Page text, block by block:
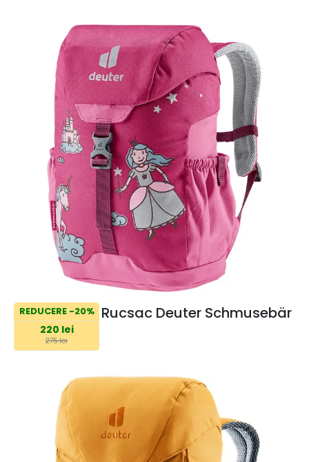
REDUCERE -20%
220 lei
275 lei
Rucsac Deuter Schmusebär